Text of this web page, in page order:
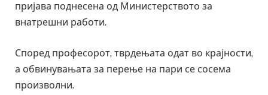
пријава поднесена од Министерството за
внатрешни работи.
Според професорот, тврдењата одат во крајности,
а обвинувањата за перење на пари се сосема
произволни.